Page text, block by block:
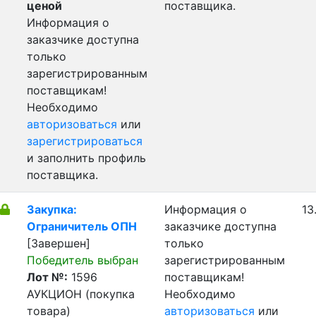
ценой
Информация о
заказчике доступна
только
зарегистрированным
поставщикам!
Необходимо
авторизоваться или
зарегистрироваться
и заполнить профиль
поставщика.
поставщика.
Закупка:
Ограничитель ОПН
[Завершен]
Победитель выбран
Лот №: 1596
АУКЦИОН (покупка
товара)
Информация о
заказчике доступна
только
зарегистрированным
поставщикам!
Необходимо
авторизоваться или